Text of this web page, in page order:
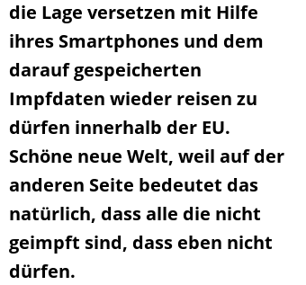
die Lage versetzen mit Hilfe
ihres Smartphones und dem
darauf gespeicherten
Impfdaten wieder reisen zu
dürfen innerhalb der EU.
Schöne neue Welt, weil auf der
anderen Seite bedeutet das
natürlich, dass alle die nicht
geimpft sind, dass eben nicht
dürfen.